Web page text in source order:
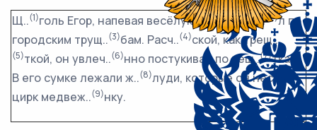
Щ..(1)голь Егор, напевая весёлую песенку, ш..(2)л по
городским трущ..(3)бам. Расч..(4)ской, как трещ..
(5)ткой, он увлеч..(6)нно постукивал по реш..(7)ткам.
В его сумке лежали ж..(8)луди, которые он нёс в
цирк медвеж..(9)нку.